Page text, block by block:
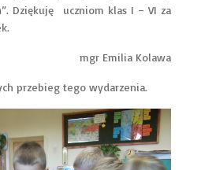
Dziękuję
uczniom klas I – VI za
mgr Emilia Kolawa
przebieg tego wydarzenia.